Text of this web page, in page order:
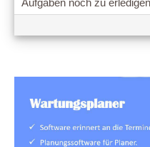
Aufgaben noch zu
ist leicht erlernbar!